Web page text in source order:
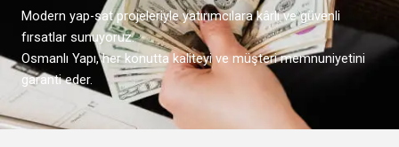
Modern yap-sat projeleriyle yatırımcılara kârlı ve güvenli
fırsatlar sunuyoruz.
Osmanlı Yapı, her konutta kaliteyi ve müşteri memnuniyetini
garanti eder.